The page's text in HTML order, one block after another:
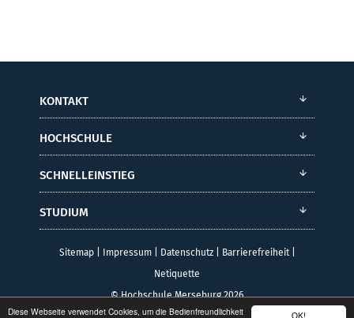
OK!
Diese Webseite verwendet Cookies, um die Bedienfreundlichkeit
KONTAKT
HOCHSCHULE
SCHNELLEINSTIEG
STUDIUM
Sitemap| Impressum| Datenschutz| Barrierefreiheit|
Netiquette
© Hochschule Merseburg 2026